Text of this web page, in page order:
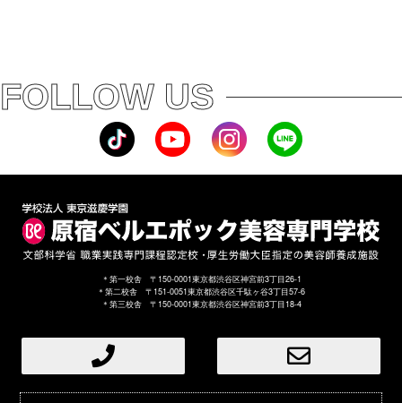
FOLLOW US
＊第一校舎 〒150-0001東京都渋谷区神宮前3丁目26-1
＊第二校舎 〒151-0051東京都渋谷区千駄ヶ谷3丁目57-6
＊第三校舎 〒150-0001東京都渋谷区神宮前3丁目18-4